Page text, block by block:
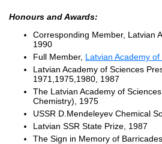
Honours and Awards:
Corresponding Member, Latvian
1990
Full Member, Latvian Academy of
Latvian Academy of Sciences
1971,1975,1980, 1987
The Latvian Academy of
Chemistry), 1975
USSR D.Mendeleyev Chemical
Latvian SSR State Prize, 1987
The Sign in Memory of